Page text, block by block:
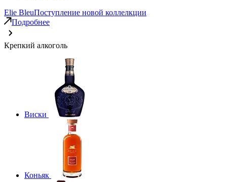
Elie BleuПоступление новой коллелкции
Подробнее
Крепкий алкоголь
Виски
Коньяк